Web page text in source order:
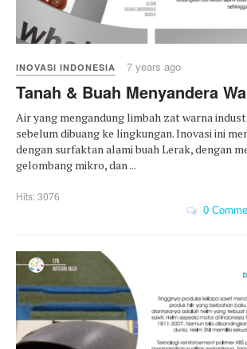
INOVASI INDONESIA 7 years ago
Tanah & Buah Menyandera
Air yang mengandung limbah zat warna
sebelum dibuang ke lingkungan. Inovasi ini
dengan surfaktan alami buah Lerak, dengan
gelombang mikro, dan ...
Hits: 3076
0